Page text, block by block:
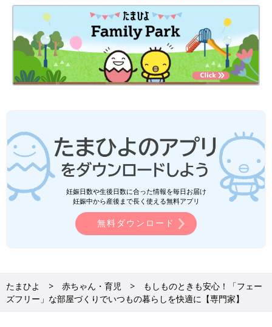
Profile
福岡大学法学部卒業。文系大学出身からのジョブチェンジ。 イ
ンテリアコーディネーター、二級建築士を経て、設計事務所で修
業を積み、2018年7月にゆくり設計室を開業。2016 年からフェ
ーズフリー建築協会理事として活動。主に子育て世代に向けたフ
ェーズフリーな家づくりを提唱。
妊娠日数や生後日数に合った情報を毎日お届け
妊娠中から産後まで長く使える無料アプリ
無料ダウンロード
たまひよ 赤ちゃん・育児
もしものときも安心！「フェー
ズフリー」な部屋づくりでいつもの暮らしを快適に【専門家】